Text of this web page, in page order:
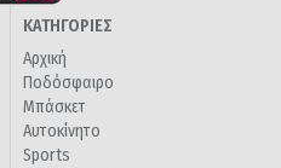
ΚΑΤΗΓΟΡΙΕΣ
Αρχική
Ποδόσφαιρο
Μπάσκετ
Αυτοκίνητο
Sports